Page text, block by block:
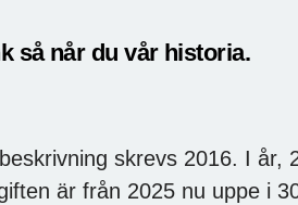
så når du vår historia.
skrevs 2016. I år,
är från 2025 nu uppe i